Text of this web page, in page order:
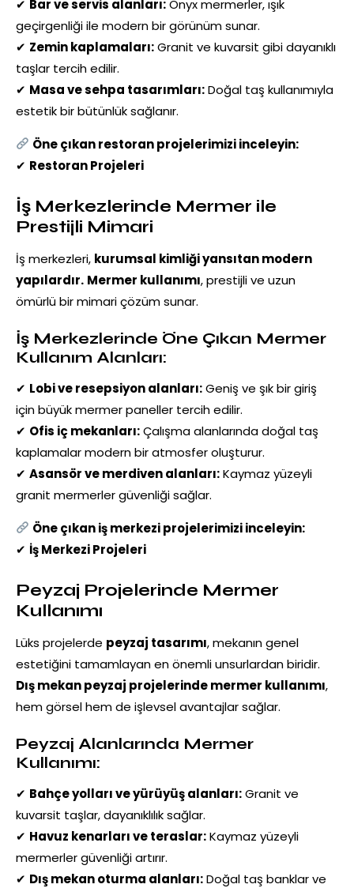
✔ Bar ve servis alanları:Onyx mermerler, ışık
geçirgenliği ile modern bir görünüm sunar.
✔ Zemin kaplamaları:Granit ve kuvarsit gibi dayanıklı
taşlar tercih edilir.
✔ Masa ve sehpa tasarımları:Doğal taş kullanımıyla
estetik bir bütünlük sağlanır.
Öne çıkan restoran projelerimizi inceleyin:
✔ Restoran Projeleri
İş Merkezlerinde Mermer ile
Prestijli Mimari
İş merkezleri, kurumsal kimliği yansıtan modern
yapılardır. Mermer kullanımı, prestijli ve uzun
ömürlü bir mimari çözüm sunar.
İş Merkezlerinde Öne Çıkan Mermer
Kullanım Alanları:
✔ Lobi ve resepsiyon alanları:Geniş ve şık bir giriş
için büyük mermer paneller tercih edilir.
✔ Ofis iç mekanları:Çalışma alanlarında doğal taş
kaplamalar modern bir atmosfer oluşturur.
✔ Asansör ve merdiven alanları:Kaymaz yüzeyli
granit mermerler güvenliği sağlar.
Öne çıkan iş merkezi projelerimizi inceleyin:
✔ İş Merkezi Projeleri
Peyzaj Projelerinde Mermer
Kullanımı
Lüks projelerde peyzaj tasarımı, mekanın genel
estetiğini tamamlayan en önemli unsurlardan biridir.
Dış mekan peyzaj projelerinde mermer kullanımı,
hem görsel hem de işlevsel avantajlar sağlar.
Peyzaj Alanlarında Mermer
Kullanımı:
✔ Bahçe yolları ve yürüyüş alanları:Granit ve
kuvarsit taşlar, dayanıklılık sağlar.
✔ Havuz kenarları ve teraslar:Kaymaz yüzeyli
mermerler güvenliği artırır.
✔ Dış mekan oturma alanları:Doğal taş banklar ve